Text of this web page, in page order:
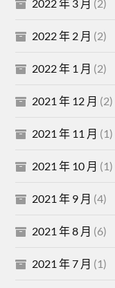
2022 年 3 月 (2)
2022 年 2 月 (2)
2022 年 1 月 (2)
2021 年 12 月 (2)
2021 年 11 月 (1)
2021 年 10 月 (1)
2021 年 9 月 (4)
2021 年 8 月 (6)
2021 年 7 月 (1)